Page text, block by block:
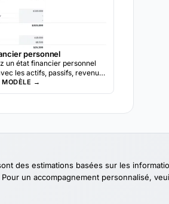
personnel
un état financier personnel
les actifs, passifs, revenus
Souvent utilisé pour les
de prêt bancaire ou les
MODÈLE →
des estimations basées sur les
un accompagnement personnalisé,